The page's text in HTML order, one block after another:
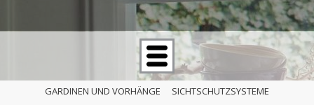
GARDINEN UND VORHÄNGE
SICHTSCHUTZSYSTEME